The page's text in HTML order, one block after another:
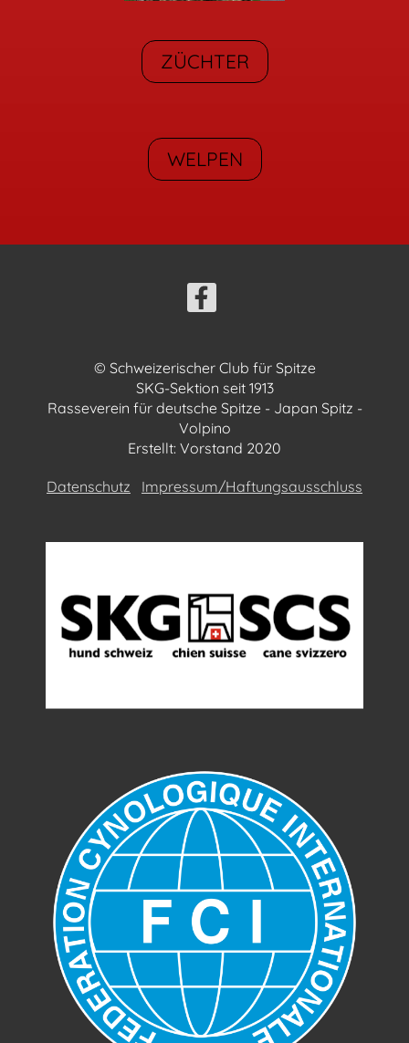
ZÜCHTER
WELPEN
© Schweizerischer Club für Spitze
SKG-Sektion seit 1913
Rasseverein für deutsche Spitze - Japan Spitz -
Volpino
Erstellt: Vorstand 2020
Datenschutz Impressum/Haftungsausschluss